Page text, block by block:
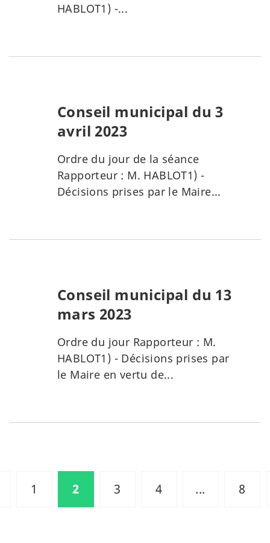
HABLOT1) -...
Conseil municipal du 3
avril 2023
Ordre du jour de la séance
Rapporteur : M. HABLOT1) -
Décisions prises par le Maire...
Conseil municipal du 13
mars 2023
Ordre du jour Rapporteur : M.
HABLOT1) - Décisions prises par
le Maire en vertu de...
1 2 3 4 ... 8